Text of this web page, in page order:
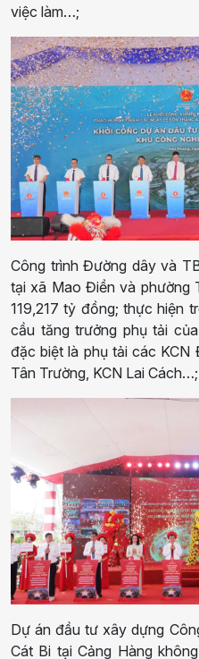
việc làm…;
Công trình Đường dây và
tại xã Mao Điền và phường
119,217 tỷ đồng; thực hiện
cầu tăng trưởng phụ tải của
đặc biệt là phụ tải các
Tân Trường, KCN Lai Cách…;
Dự án đầu tư xây dựng
Cát Bi tại Cảng Hàng